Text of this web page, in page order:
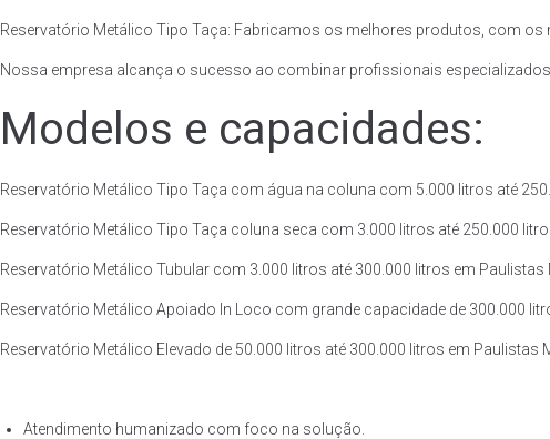
Reservatório Metálico Tipo Taça: Fabricamos os melhores produtos, com
Nossa empresa alcança o sucesso ao combinar profissionais
Modelos e capacidades:
Reservatório Metálico Tipo Taça com água na coluna com 5.000 litros até
Reservatório Metálico Tipo Taça coluna seca com 3.000 litros até 250.000
Reservatório Metálico Tubular com 3.000 litros até 300.000 litros em Paulistas
Reservatório Metálico Apoiado In Loco com grande capacidade de 300.000
Reservatório Metálico Elevado de 50.000 litros até 300.000 litros em
Atendimento humanizado com foco na solução.